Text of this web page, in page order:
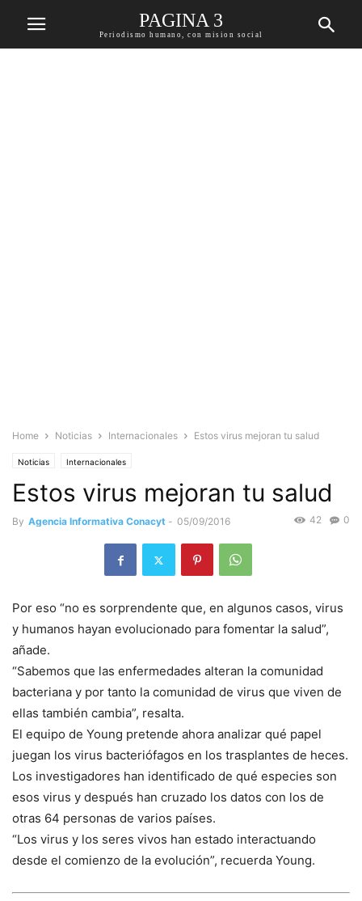
PAGINA 3
Periodismo humano, con mision social
Home Noticias Internacionales Estos virus mejoran tu salud
Noticias Internacionales
Estos virus mejoran tu salud
By Agencia Informativa Conacyt - 05/09/2016 0
42
Por eso “no es sorprendente que, en algunos casos, virus
y humanos hayan evolucionado para fomentar la salud”,
añade.
“Sabemos que las enfermedades alteran la comunidad
bacteriana y por tanto la comunidad de virus que viven de
ellas también cambia”, resalta.
El equipo de Young pretende ahora analizar qué papel
juegan los virus bacteriófagos en los trasplantes de heces.
Los investigadores han identificado de qué especies son
esos virus y después han cruzado los datos con los de
otras 64 personas de varios países.
“Los virus y los seres vivos han estado interactuando
desde el comienzo de la evolución”, recuerda Young.